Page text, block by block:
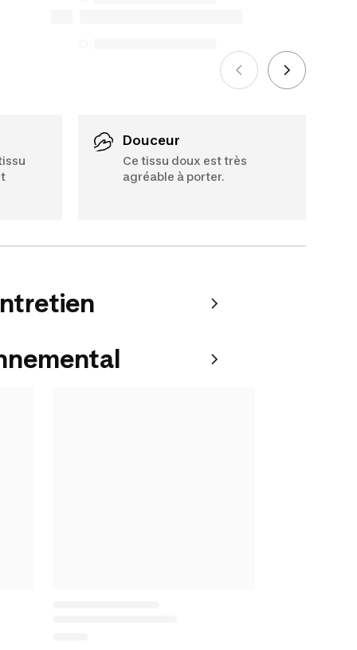
effectués à compter du 5 octobre 2025.
Douceur
Ce tissu doux est très
agréable à porter.